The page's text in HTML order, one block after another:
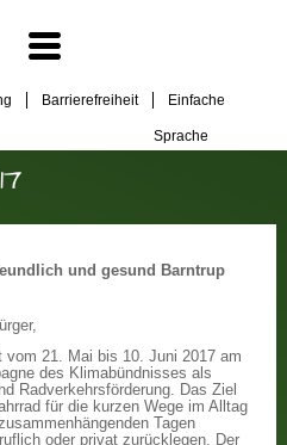
Barrierefreiheit Einfache
Sprache
und gesund Barntrup
vom 21. Mai bis 10. Juni 2017 am
des Klimabündnisses als
Radverkehrsförderung. Das Ziel
für die kurzen Wege im Alltag
Tagen
oder privat zurücklegen. Der